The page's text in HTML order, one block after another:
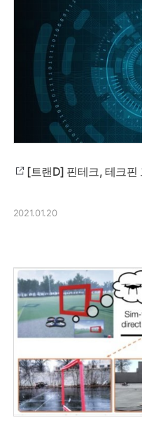
[트랜D] 핀테크, 테크핀
2021.01.20